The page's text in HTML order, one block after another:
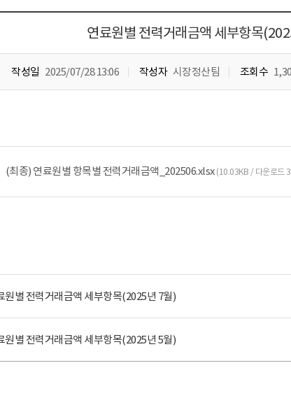
연료원별 전력거래금액 세부항목
작성일 2025/07/28 13:06 작성자 시장정산팀 조회수
(최종) 연료원별 항목별 전력거래금액_202506.xlsx (10.03KB / 다운로드
원별 전력거래금액 세부항목(2025년 7월)
원별 전력거래금액 세부항목(2025년 5월)